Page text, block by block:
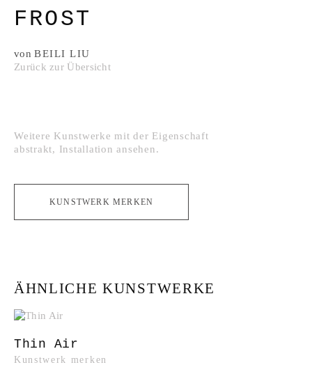
FROST
vonBEILI LIU
Zurück zur Übersicht
Weitere Kunstwerke mit der Eigenschaft
abstrakt, Installation ansehen.
KUNSTWERK MERKEN
ÄHNLICHE KUNSTWERKE
Kunstwerk merken
Thin Air